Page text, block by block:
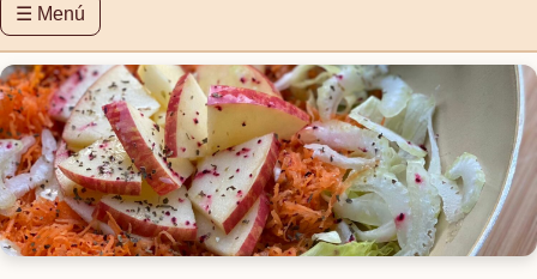
☰ Menú
🏠
🍛
🍷
🥗